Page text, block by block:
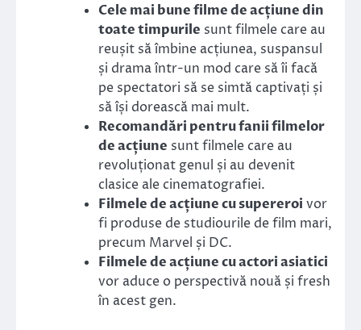
Cele mai bune filme de acțiune din
toate timpurile sunt filmele care au
reușit să îmbine acțiunea, suspansul
și drama într-un mod care să îi facă
pe spectatori să se simtă captivați și
să își dorească mai mult.
Recomandări pentru fanii filmelor
de acțiune sunt filmele care au
revoluționat genul și au devenit
clasice ale cinematografiei.
Filmele de acțiune cu supereroi vor
fi produse de studiourile de film mari,
precum Marvel și DC.
Filmele de acțiune cu actori asiatici
vor aduce o perspectivă nouă și fresh
în acest gen.